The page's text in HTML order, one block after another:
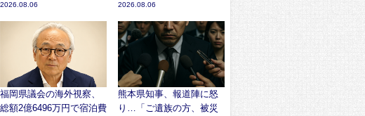
2026.08.06 2026.08.06
福岡県議会の海外視察、
総額2億6496万円で宿泊費
熊本県知事、報道陣に怒
り…「ご遺族の方、被災